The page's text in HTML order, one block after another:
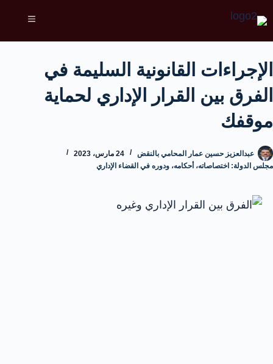
الإجراءات القانونية السليمة في
الفرق بين القرار الإداري لحماية
موقفك
عبدالعزيز حسين عمار المحامي بالنقض
24 مارس، 2023
مجلس الدولة: اختصاصاته، أحكامه، ودوره في القضاء الإداري